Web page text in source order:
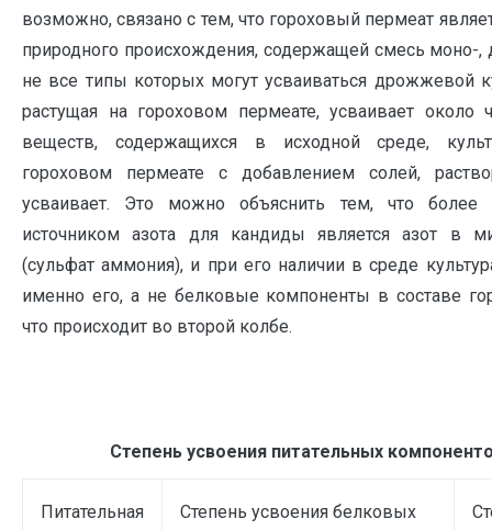
возможно, связано с тем, что гороховый пермеат
природного происхождения, содержащей смесь моно-,
не все типы которых могут усваиваться дрожжевой
растущая на гороховом пермеате, усваивает около
веществ, содержащихся в исходной среде,
гороховом пермеате с добавлением солей,
усваивает. Это можно объяснить тем, что более
источником азота для кандиды является азот в
(сульфат аммония), и при его наличии в среде
именно его, а не белковые компоненты в составе
что происходит во второй колбе.
Степень усвоения питательных
Питательная
Степень усвоения белковых